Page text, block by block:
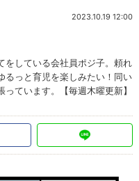
2023.10.19 12:00
をしている会社員ポジ子。頼れ
るっと育児を楽しみたい！同い
ています。【毎週木曜更新】